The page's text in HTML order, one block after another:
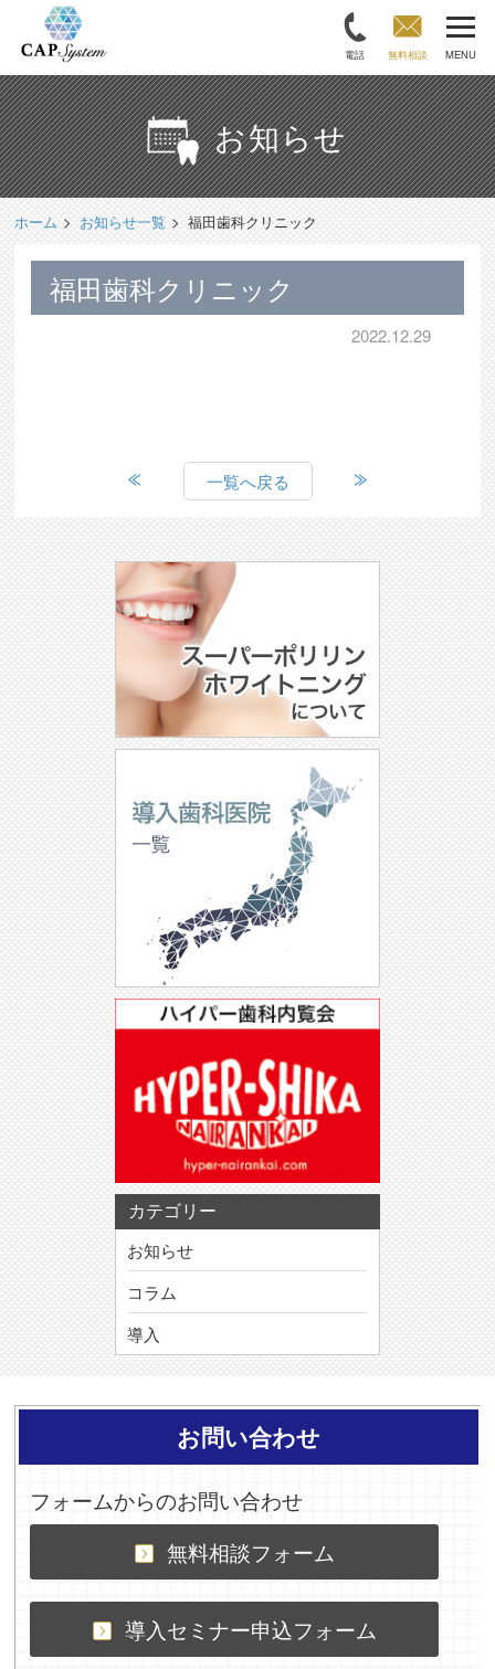
電話 無料相談 MENU
お知らせ
ホーム お知らせ一覧 福田歯科クリニック
福田歯科クリニック
2022.12.29
一覧へ戻る
カテゴリー
お知らせ
コラム
導入
お問い合わせ
フォームからのお問い合わせ
無料相談フォーム
導入セミナー申込フォーム